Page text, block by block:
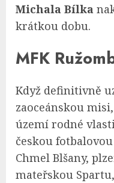
Michala Bílka
krátkou dobu.
MFK
Když definitivně
zaoceánskou
území rodné
českou
Chmel Blšany,
mateřskou